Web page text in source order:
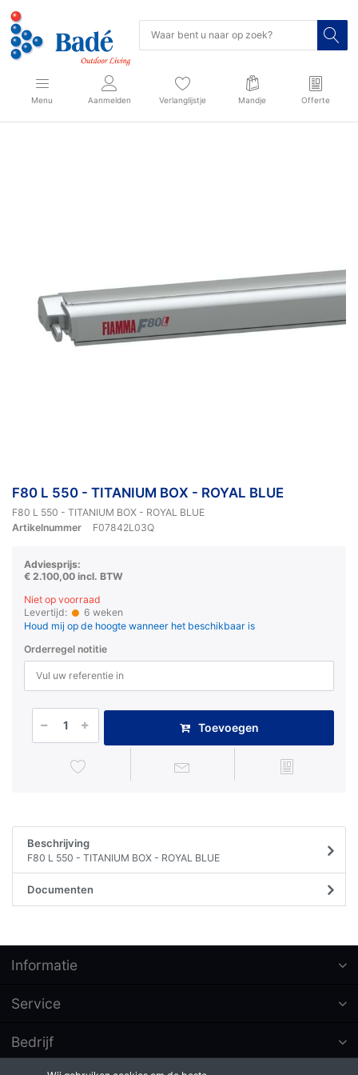
Menu Aanmelden Verlanglijstje Mandje Offerte
F80 L 550 - TITANIUM BOX - ROYAL BLUE
F80 L 550 - TITANIUM BOX - ROYAL BLUE
Artikelnummer
F07842L03Q
Adviesprijs:
€ 2.100,00 incl. BTW
Niet op voorraad
Levertijd:
6 weken
Houd mij op de hoogte wanneer het beschikbaar is
Orderregel notitie
Toevoegen
Beschrijving
F80 L 550 - TITANIUM BOX - ROYAL BLUE
Documenten
Informatie
Service
Bedrijf